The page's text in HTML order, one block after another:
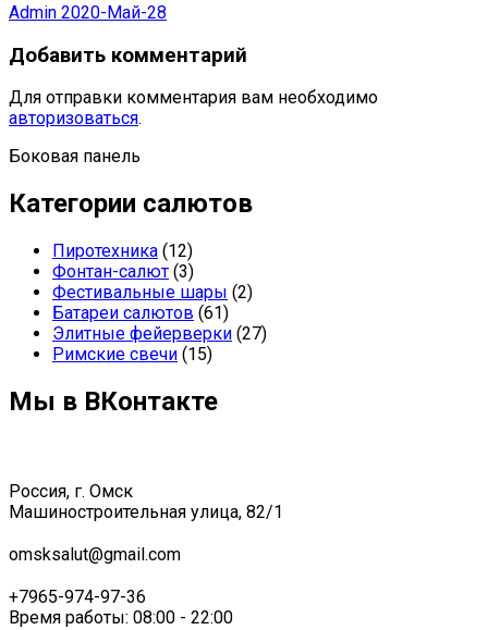
Admin 2020-Май-28
Добавить комментарий
Для отправки комментария вам необходимо
авторизоваться.
Боковая панель
Категории салютов
Пиротехника (12)
Фонтан-салют (3)
Фестивальные шары (2)
Батареи салютов (61)
Элитные фейерверки (27)
Римские свечи (15)
Мы в ВКонтакте
Россия, г. Омск
Машиностроительная улица, 82/1
omsksalut@gmail.com
+7965-974-97-36
Время работы: 08:00 - 22:00